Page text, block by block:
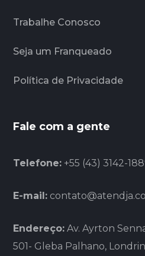
Trabalhe Conosco
Seja um Franqueado
Política de Privacidade
Fale com a gente
Telefone: +55 (43) 3142-
E-mail:
Endereço: Av. Ayrton
501- Gleba Palhano,